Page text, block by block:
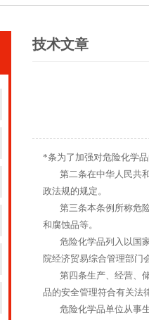
技术文章
*条为了加强对危险化学
第二条在中华人民共和
政法规的规定。
第三条本条例所称危险
和腐蚀品等。
危险化学品列入以国家
院经济贸易综合管理部门
第四条生产、经营、储
品的安全管理符合有关法
危险化学品单位从事生